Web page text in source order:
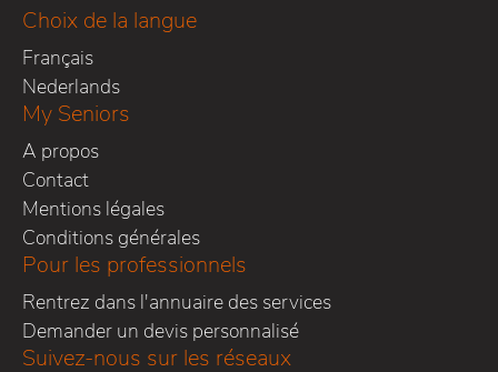
Choix de la langue
Français
Nederlands
My Seniors
A propos
Contact
Mentions légales
Conditions générales
Pour les professionnels
Rentrez dans l'annuaire des services
Demander un devis personnalisé
Suivez-nous sur les réseaux